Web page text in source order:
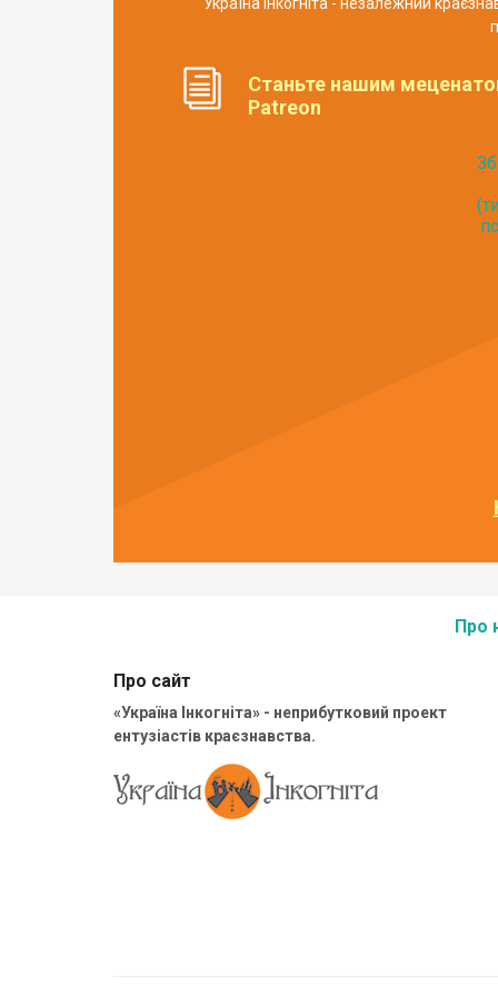
Станьте нашим
Patreon
Про
Про сайт
«Україна Інкогніта» - неприбутковий проект
ентузіастів краєзнавства.